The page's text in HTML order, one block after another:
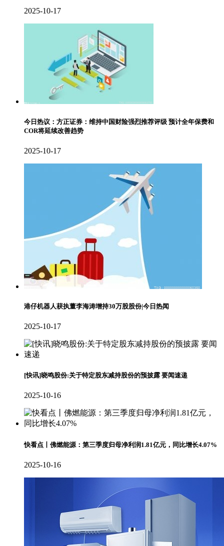
2025-10-17
今日热议：方正证券：维持中国财险强烈推荐评级 预计全年保费和
COR将延续改善趋势
2025-10-17
港仔机器人获执董李海涛增持30万股股份|今日热闻
2025-10-17
[快讯]晓鸣股份:关于特定股东减持股份的预披露 要闻速递
2025-10-16
快看点丨佛燃能源：第三季度归母净利润1.81亿元，同比增长4.07%
2025-10-16